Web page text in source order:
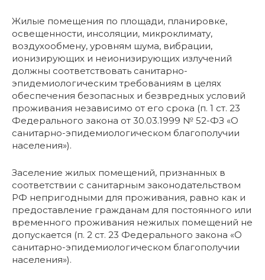
Жилые помещения по площади, планировке,
освещенности, инсоляции, микроклимату,
воздухообмену, уровням шума, вибрации,
ионизирующих и неионизирующих излучений
должны соответствовать санитарно-
эпидемиологическим требованиям в целях
обеспечения безопасных и безвредных условий
проживания независимо от его срока (п. 1 ст. 23
Федерального закона от 30.03.1999 № 52-ФЗ «О
санитарно-эпидемиологическом благополучии
населения»).
Заселение жилых помещений, признанных в
соответствии с санитарным законодательством
РФ непригодными для проживания, равно как и
предоставление гражданам для постоянного или
временного проживания нежилых помещений не
допускается (п. 2 ст. 23 Федерального закона «О
санитарно-эпидемиологическом благополучии
населения»).